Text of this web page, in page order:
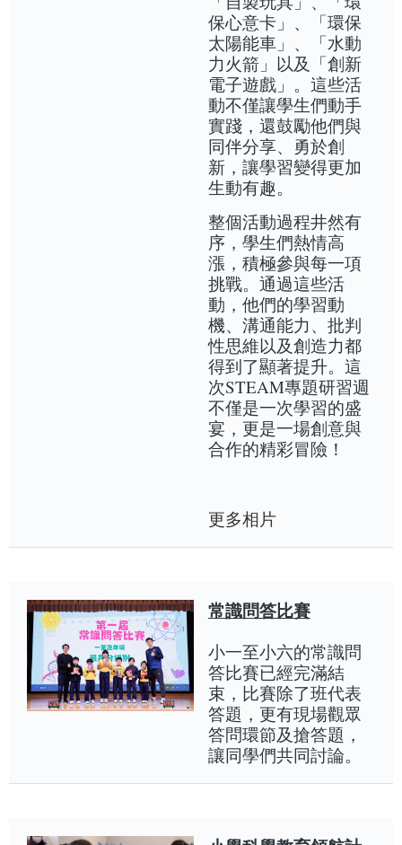
保心意卡」、「環保
太陽能車」、「水動
力火箭」以及「創新
電子遊戲」。這些活
動不僅讓學生們動手
實踐，還鼓勵他們與
同伴分享、勇於創
新，讓學習變得更加
生動有趣。
整個活動過程井然有
序，學生們熱情高
漲，積極參與每一項
挑戰。通過這些活
動，他們的學習動
機、溝通能力、批判
性思維以及創造力都
得到了顯著提升。這
次STEAM專題研習週
不僅是一次學習的盛
宴，更是一場創意與
合作的精彩冒險！
更多相片
常識問答比賽
小一至小六的常識問
答比賽已經完滿結
束，比賽除了班代表
答題，更有現場觀眾
答問環節及搶答題，
讓同學們共同討論。